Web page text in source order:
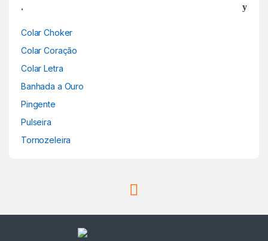
.
Colar Choker
Colar Coração
Colar Letra
Banhada a Ouro
Pingente
Pulseira
Tornozeleira